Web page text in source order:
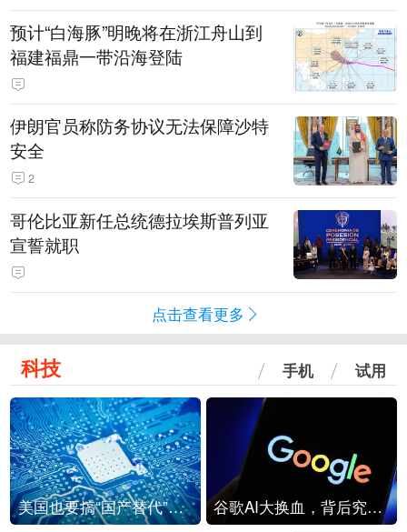
预计“白海豚”明晚将在浙江舟山到
福建福鼎一带沿海登陆
伊朗官员称防务协议无法保障沙特
安全
2
哥伦比亚新任总统德拉埃斯普列亚
宣誓就职
点击查看更多
科技 手机 试用
美国也要搞“国产替代”？先算清三笔账 谷歌AI大换血，背后究竟发生了什么？